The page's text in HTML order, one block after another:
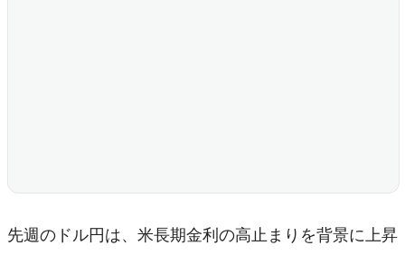
先週のドル円は、米長期金利の高止まりを背景に上昇